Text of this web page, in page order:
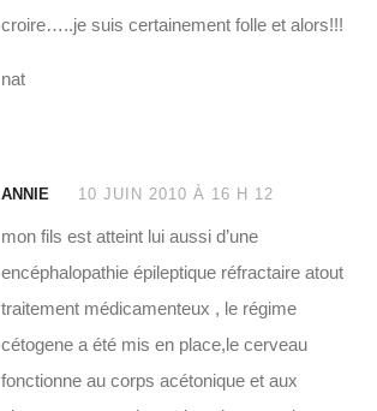
croire…..je suis certainement folle et alors!!!
nat
ANNIE 10 JUIN 2010 À 16 H 12
mon fils est atteint lui aussi d’une
encéphalopathie épileptique réfractaire atout
traitement médicamenteux , le régime
cétogene a été mis en place,le cerveau
fonctionne au corps acétonique et aux